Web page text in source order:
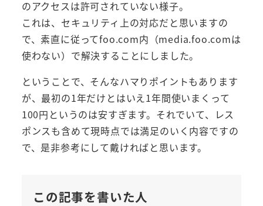
のアクセスは許可されていない様子。
これは、セキュリティ上の対応だと思いますの
で、素直に従ってfoo.com内（media.foo.comは
使わない）で解決することにしました。
ということで、そんなハマりポイントもあります
が、最初の1年だけとはいえ1年間使いまくって
100円というのは安すぎます。それでいて、レス
ポンスも含めて現時点では満足のいく内容ですの
で、是非参考にして戴ければと思います。
この記事を書いた人